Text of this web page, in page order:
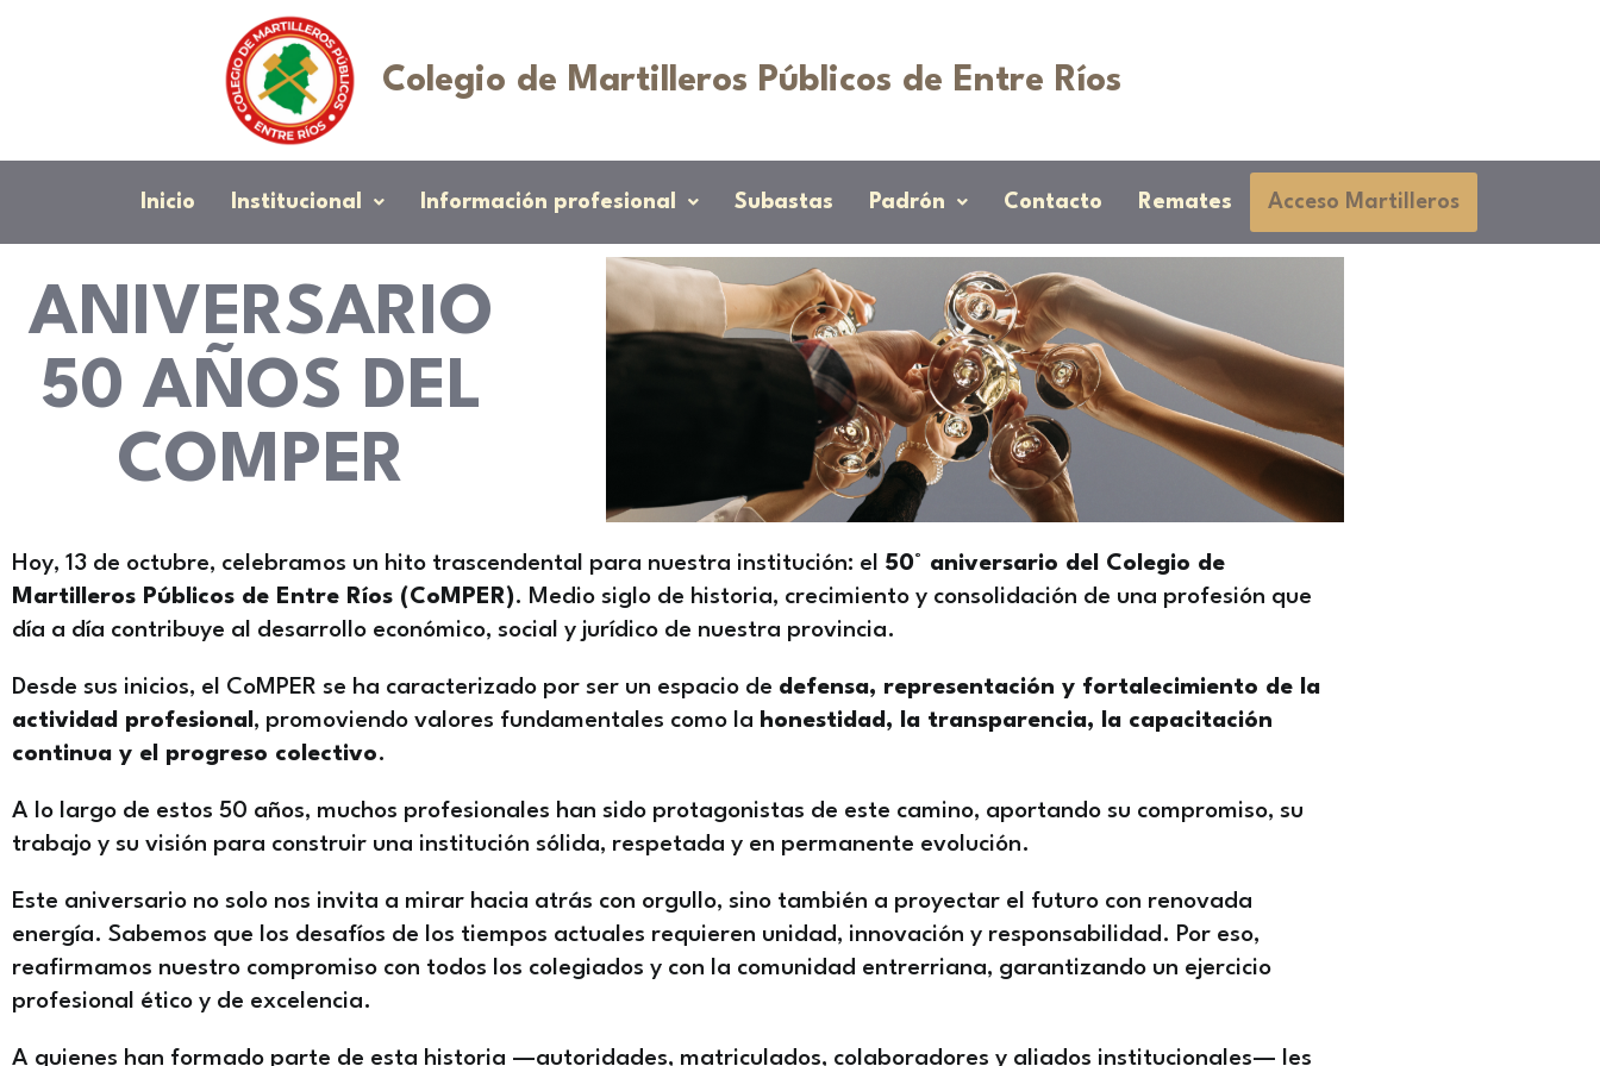
Colegio de Martilleros Públicos de Entre Ríos
Inicio Institucional Información profesional Subastas Padrón Contacto Remates Acceso Martilleros
ANIVERSARIO
50 AÑOS DEL
COMPER
Hoy, 13 de octubre, celebramos un hito trascendental para nuestra institución: el 50° aniversario del Colegio de
Martilleros Públicos de Entre Ríos (CoMPER). Medio siglo de historia, crecimiento y consolidación de una profesión que
día a día contribuye al desarrollo económico, social y jurídico de nuestra provincia.
Desde sus inicios, el CoMPER se ha caracterizado por ser un espacio de defensa, representación y fortalecimiento de la
actividad profesional, promoviendo valores fundamentales como la honestidad, la transparencia, la capacitación
continua y el progreso colectivo.
A lo largo de estos 50 años, muchos profesionales han sido protagonistas de este camino, aportando su compromiso, su
trabajo y su visión para construir una institución sólida, respetada y en permanente evolución.
Este aniversario no solo nos invita a mirar hacia atrás con orgullo, sino también a proyectar el futuro con renovada
energía. Sabemos que los desafíos de los tiempos actuales requieren unidad, innovación y responsabilidad. Por eso,
reafirmamos nuestro compromiso con todos los colegiados y con la comunidad entrerriana, garantizando un ejercicio
profesional ético y de excelencia.
A quienes han formado parte de esta historia —autoridades, matriculados, colaboradores y aliados institucionales— les